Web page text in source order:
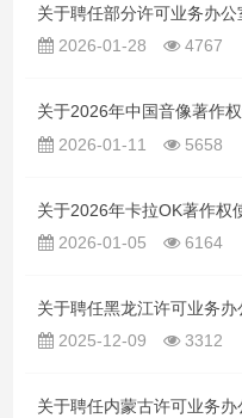
2026-01-28
4767
2026-01-11
5658
关于2026年卡拉OK著作权
2026-01-05
6164
关于聘任黑龙江许可业务
2025-12-09
3312
关于聘任内蒙古许可业务